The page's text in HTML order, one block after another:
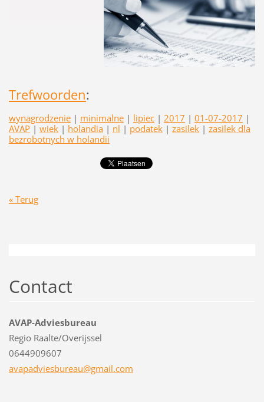
Trefwoorden:
wynagrodzenie | minimalne | lipiec | 2017 | 01-07-2017 |
AVAP | wiek | holandia | nl | podatek | zasilek | zasilek dla
bezrobotnych w holandii
« Terug
Contact
AVAP-Adviesbureau
Regio Raalte/Overijssel
0644909607
avapadviesbureau@gmail.com